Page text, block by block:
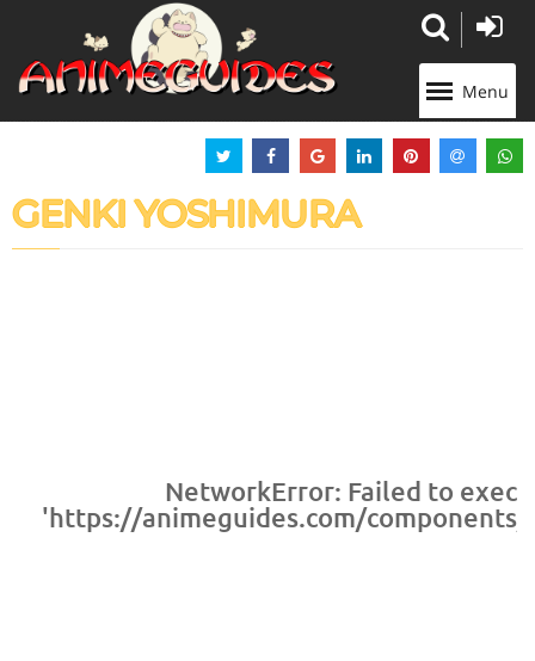
Menu
GENKI YOSHIMURA
NetworkError: Failed to
'https://animeguides.com/
Panneau de gestion des cookies